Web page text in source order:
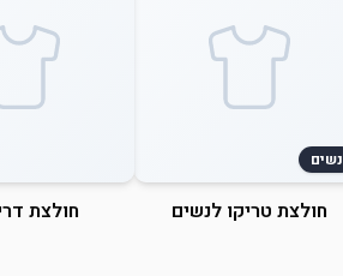
נשים
חולצת טריקו לנשים חולצת